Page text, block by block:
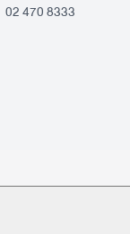
02 470 8333